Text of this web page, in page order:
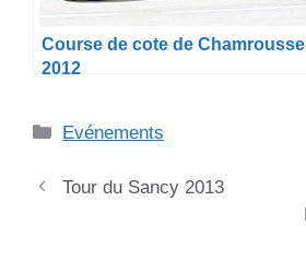
Course de cote de Chamrousse
2012
Catégories
Evénements
Tour du Sancy 2013